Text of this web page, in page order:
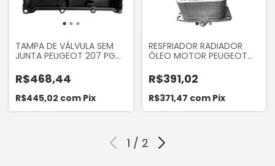
TAMPA DE VÁLVULA SEM
JUNTA PEUGEOT 207 PG
BERLINGO 1.6 16V C4 1.6
R$468,44
R$445,02 com Pix
RESFRIADOR RADIADOR
ÓLEO MOTOR PEUGEOT
308 PG 408 PG 407 2.0
16V CITROEN C4 C5 2.0
16V
R$391,02
R$371,47 com Pix
1 / 2